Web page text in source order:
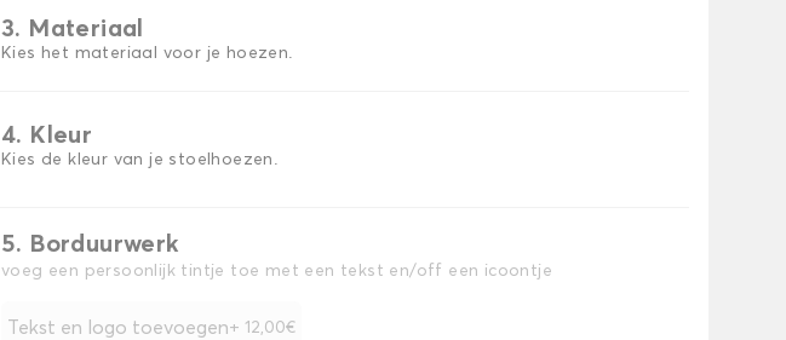
3. Materiaal
Kies het materiaal voor je hoezen.
4. Kleur
Kies de kleur van je stoelhoezen.
5. Borduurwerk
voeg een persoonlijk tintje toe met een tekst en/off een icoontje
Tekst en logo toevoegen + 12,00€